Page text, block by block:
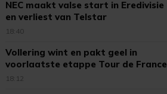
NEC maakt valse start in Eredivisie
en verliest van Telstar
18:40
Vollering wint en pakt geel in
voorlaatste etappe Tour de France
18:12